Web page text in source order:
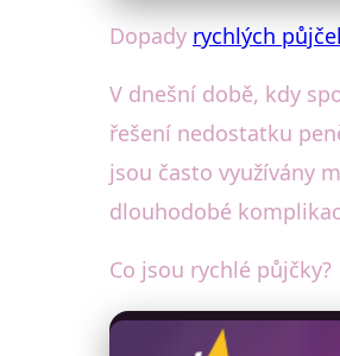
27. 1. 2026· 4 min čtení ·
Dopady rychlých
V dnešní době, kdy
řešení nedostatku
jsou často využívány
dlouhodobé
Co jsou rychlé půjčky?